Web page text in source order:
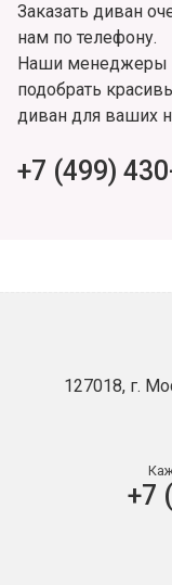
Заказать диван
нам по телефону.
Наши менеджеры
подобрать
диван для ваших
+7 (499)
127018, г.
+7